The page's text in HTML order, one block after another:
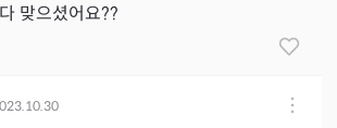
맞으셨어요??